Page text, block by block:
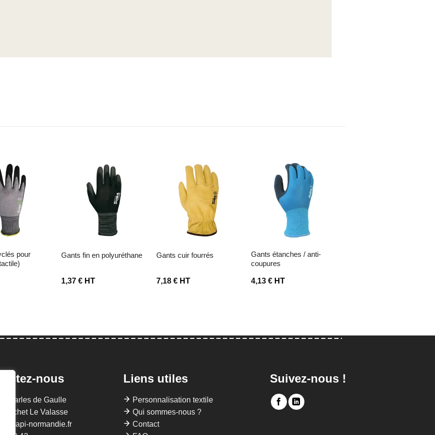
d’envies Ajouter à la liste d’envies
gants fin en polyuréthane
1,37 €HT
Ajouter à la liste d’envies
gants cuir fourrés
7,18 €HT
Ajouter à la liste d’envies
gants étanches / anti-
coupures
4,13€ HT
nous
Charles de Gaulle
Gruchet Le Valasse
normandie.fr
Liens utiles
Personnalisation textile
Qui sommes-nous ?
Contact
Suivez-nous !